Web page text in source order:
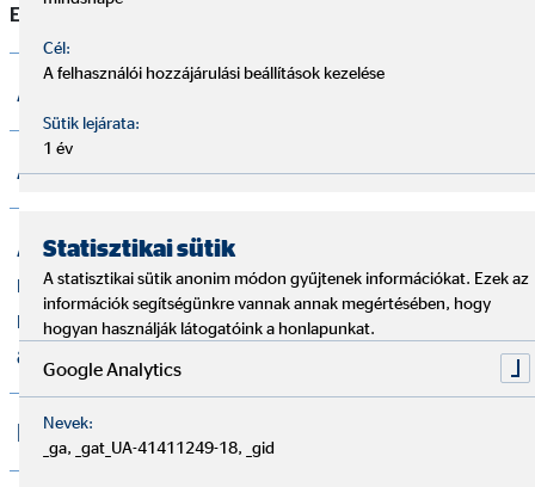
E-mail:
information@pallas.com
Adatkezelési Tájékoztató
Adatkezelési Szabályzat
Adatkezelési tájékoztató – az OVB által
működtetett visszaélés-bejelentési
rendszer keretei között történő
adatkezelésről
Panaszkezelési Szabályzat
Cél:
A felhasználói hozzájárulási beállítások kezelése
Sütik lejárata:
1 év
Statisztikai sütik
A statisztikai sütik anonim módon gyűjtenek információkat. Ezek az
információk segítségünkre vannak annak megértésében, hogy
hogyan használják látogatóink a honlapunkat.
Google Analytics
Nevek:
_ga, _gat_UA-41411249-18, _gid